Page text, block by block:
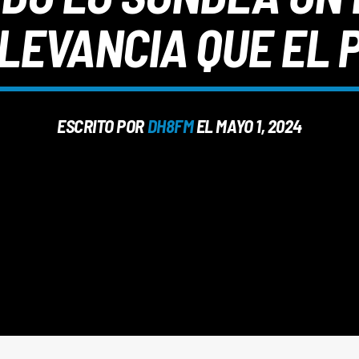
QUE EL
ESCRITO PORDH8FMEL MAYO 1, 2024